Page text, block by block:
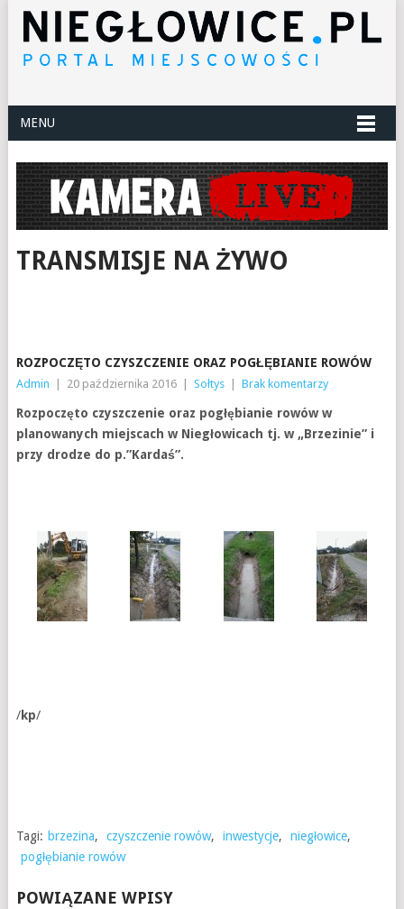
MENU
TRANSMISJE NA ŻYWO
ROZPOCZĘTO CZYSZCZENIE ORAZ POGŁĘBIANIE ROWÓW
Admin 20 października 2016 Sołtys Brak komentarzy
Rozpoczęto czyszczenie oraz pogłębianie rowów w
planowanych miejscach w Niegłowicach tj. w „Brzezinie” i
przy drodze do p.”Kardaś”.
/kp/
Tagi: brzezina, czyszczenie rowów, inwestycje, niegłowice,
pogłębianie rowów
POWIĄZANE WPISY